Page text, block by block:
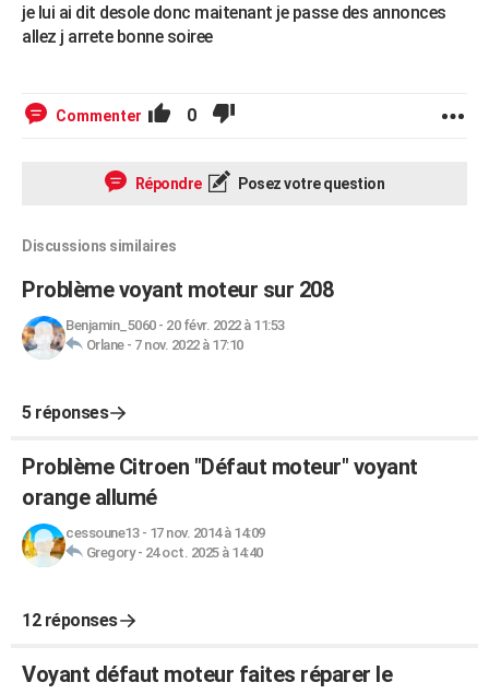
je lui ai dit desole donc maitenant je passe des annonces
allez j arrete bonne soiree
Commenter 0
Répondre Posez votre question
Discussions similaires
Problème voyant moteur sur 208
Benjamin_5060- 20 févr. 2022 à 11:53
Orlane- 7 nov. 2022 à 17:10
5 réponses
Problème Citroen "Défaut moteur" voyant
orange allumé
cessoune13- 17 nov. 2014 à 14:09
Gregory- 24 oct. 2025 à 14:40
12 réponses
Voyant défaut moteur faites réparer le